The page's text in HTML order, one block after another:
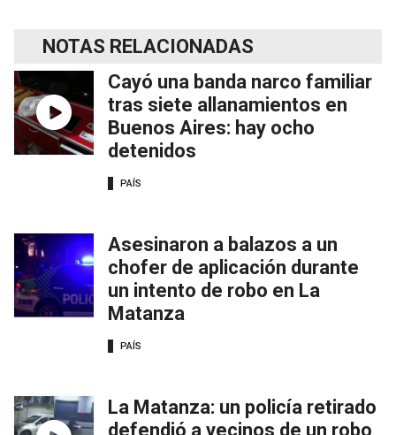
NOTAS RELACIONADAS
Cayó una banda narco familiar
tras siete allanamientos en
Buenos Aires: hay ocho
detenidos
PAÍS
Asesinaron a balazos a un
chofer de aplicación durante
un intento de robo en La
Matanza
PAÍS
La Matanza: un policía retirado
defendió a vecinos de un robo